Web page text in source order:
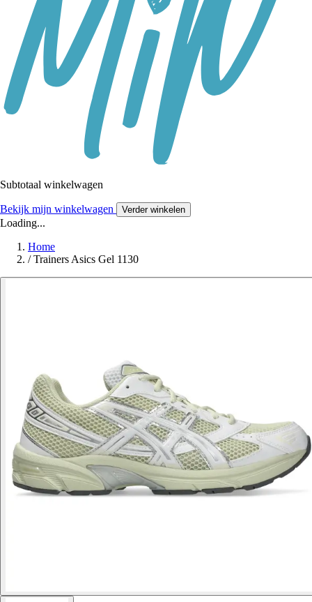
Subtotaal winkelwagen
Bekijk mijn winkelwagen Verder winkelen
Loading...
Home
/ Trainers Asics Gel 1130